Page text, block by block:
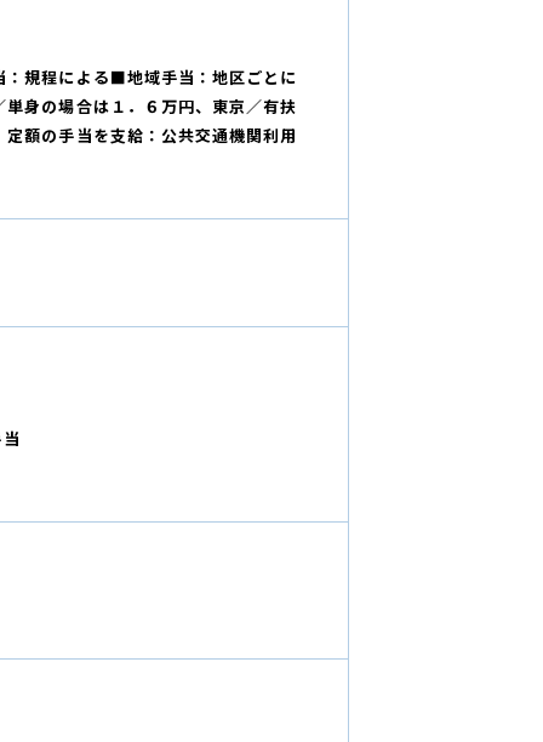
規程による■地域手当：地区ごとに
身の場合は１．６万円、東京／有扶
額の手当を支給：公共交通機関利用